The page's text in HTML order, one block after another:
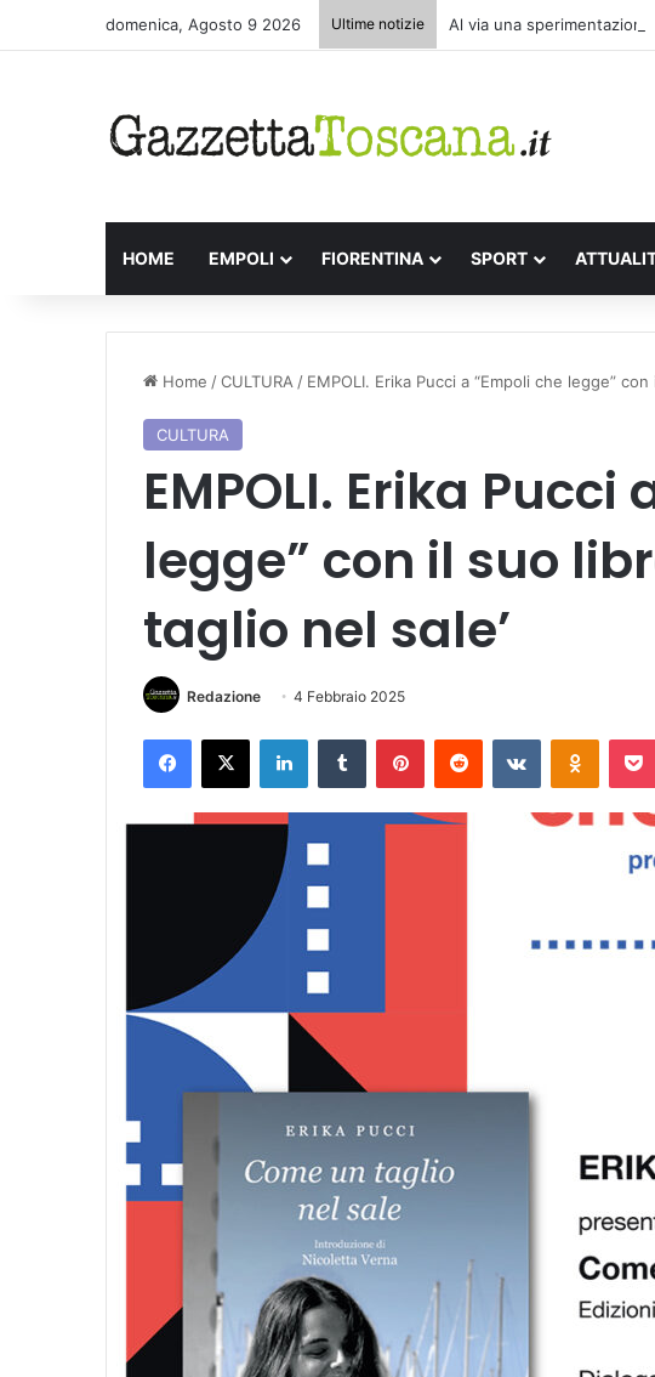
domenica, Agosto 9 2026 Ultime notizie Al via una
HOME EMPOLI FIORENTINA SPORT
Home /CULTURA / EMPOLI. Erika Pucci a “Empoli che legge”
CULTURA
EMPOLI. Erika Pucci
legge” con il suo
taglio nel sale’
Redazione 4 Febbraio 2025